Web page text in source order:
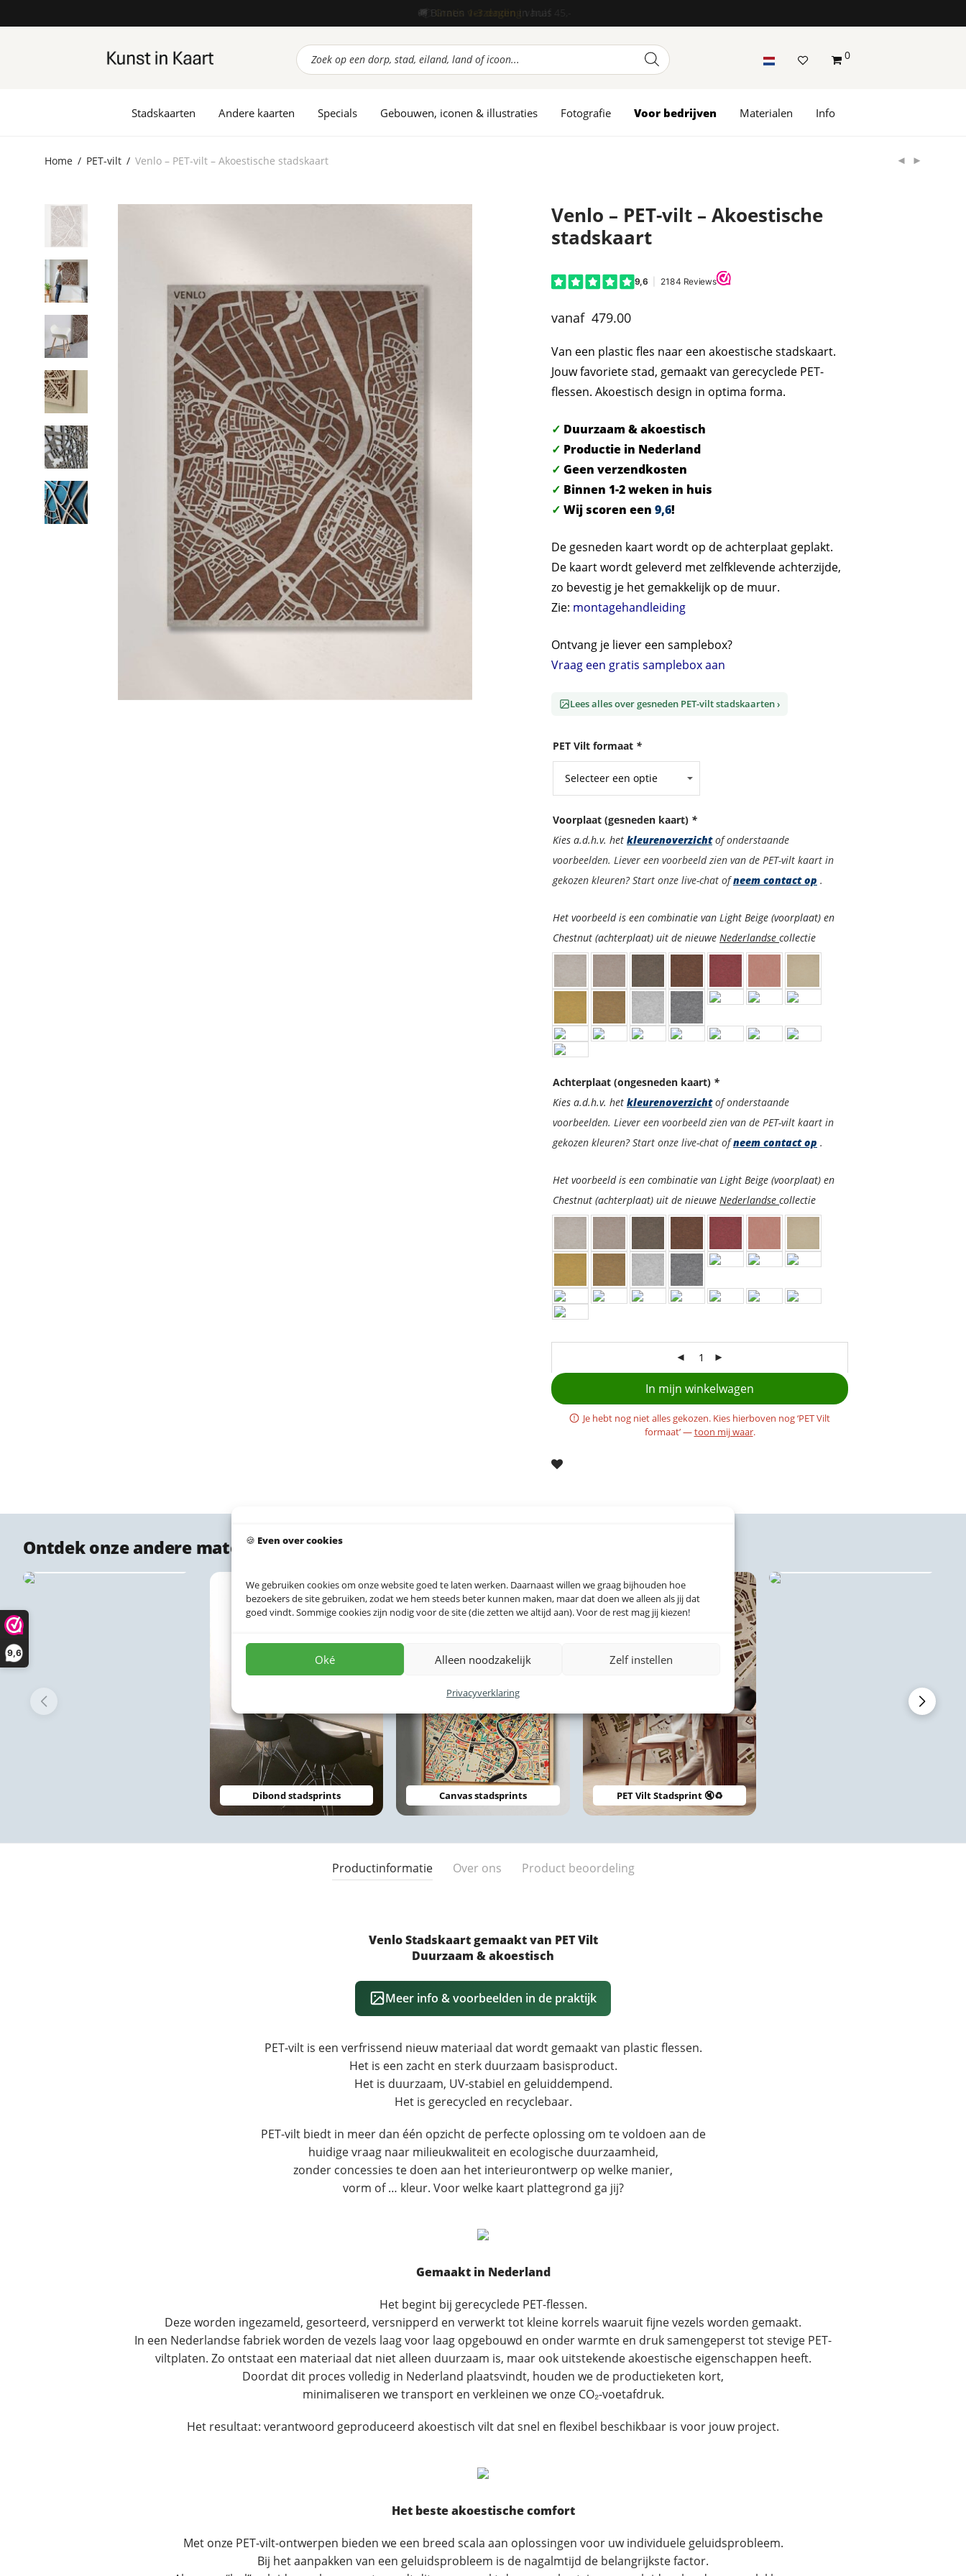
9,6
🍪 Even over cookies
We gebruiken cookies om onze website goed te laten werken. Daarnaast willen we graag bijhouden hoe
bezoekers de site gebruiken, zodat we hem steeds beter kunnen maken, maar dat doen we alleen als jij dat
goed vindt. Sommige cookies zijn nodig voor de site (die zetten we altijd aan). Voor de rest mag jij kiezen!
Oké Alleen noodzakelijk Zelf instellen
Privacyverklaring
📦Gratis verzendingvanaf 45,-
Producten
zoeken
Stadskaarten Andere kaarten Specials Gebouwen, iconen & illustraties Fotografie Voor bedrijven Materialen Info
0
Home / PET-vilt / Venlo – PET-vilt – Akoestische stadskaart
Venlo – PET-vilt – Akoestische
stadskaart
479.00
Van een plastic fles naar een akoestische stadskaart.
Jouw favoriete stad, gemaakt van gerecyclede PET-
flessen. Akoestisch design in optima forma.
✓ Duurzaam & akoestisch
✓ Productie in Nederland
✓ Geen verzendkosten
✓ Binnen 1-2 weken in huis
✓ Wij scoren een 9,6!
De gesneden kaart wordt op de achterplaat geplakt.
De kaart wordt geleverd met zelfklevende achterzijde,
zo bevestig je het gemakkelijk op de muur.
Zie: montagehandleiding
Ontvang je liever een samplebox?
Vraag een gratis samplebox aan
Lees alles over gesneden PET-vilt stadskaarten ›
PET Vilt formaat *
Voorplaat (gesneden kaart) *
Kies a.d.h.v. het kleurenoverzicht of onderstaande
voorbeelden. Liever een voorbeeld zien van de PET-vilt kaart in
gekozen kleuren? Start onze live-chat ofneem contact op .
Het voorbeeld is een combinatie van Light Beige (voorplaat) en
Chestnut (achterplaat) uit de nieuwe Nederlandse collectie
Achterplaat (ongesneden kaart) *
Kies a.d.h.v. het kleurenoverzicht of onderstaande
voorbeelden. Liever een voorbeeld zien van de PET-vilt kaart in
gekozen kleuren? Start onze live-chat ofneem contact op .
Het voorbeeld is een combinatie van Light Beige (voorplaat) en
Chestnut (achterplaat) uit de nieuwe Nederlandse collectie
In mijn winkelwagen
Je hebt nog niet alles gekozen. Kies hierboven nog ‘PET Vilt
formaat’ —toon mij waar.
Ontdek onze andere materialen
Akoestische stadsprint
Dibond stadsprints Canvas stadsprints PET Vilt Stadsprint 🔇♻️
Productinformatie Over ons Product beoordeling
Venlo Stadskaart gemaakt van PET Vilt
Duurzaam & akoestisch
Meer info & voorbeelden in de praktijk
PET-vilt is een verfrissend nieuw materiaal dat wordt gemaakt van plastic flessen.
Het is een zacht en sterk duurzaam basisproduct.
Het is duurzaam, UV-stabiel en geluiddempend.
Het is gerecycled en recyclebaar.
PET-vilt biedt in meer dan één opzicht de perfecte oplossing om te voldoen aan de
huidige vraag naar milieukwaliteit en ecologische duurzaamheid,
zonder concessies te doen aan het interieurontwerp op welke manier,
vorm of … kleur. Voor welke kaart plattegrond ga jij?
Gemaakt in Nederland
Het begint bij gerecyclede PET-flessen.
Deze worden ingezameld, gesorteerd, versnipperd en verwerkt tot kleine korrels waaruit fijne vezels worden gemaakt.
In een Nederlandse fabriek worden de vezels laag voor laag opgebouwd en onder warmte en druk samengeperst tot stevige PET-
viltplaten. Zo ontstaat een materiaal dat niet alleen duurzaam is, maar ook uitstekende akoestische eigenschappen heeft.
Doordat dit proces volledig in Nederland plaatsvindt, houden we de productieketen kort,
minimaliseren we transport en verkleinen we onze CO₂-voetafdruk.
Het resultaat: verantwoord geproduceerd akoestisch vilt dat snel en flexibel beschikbaar is voor jouw project.
Het beste akoestische comfort
Met onze PET-vilt-ontwerpen bieden we een breed scala aan oplossingen voor uw individuele geluidsprobleem.
Bij het aanpakken van een geluidsprobleem is de nagalmtijd de belangrijkste factor.